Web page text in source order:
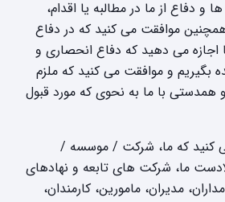
و دفاع از ما در مطالبه یا اقدام،
موافقت می کنید که در دفاع
اجازه می دهید که دفاع انحصاری و
بگیریم و موافقت می کنید که ملزم
همدستی با ما به نحوی که مورد قبول
می کنید که ما، شرکت / موسسه /
ما، شرکت های تابعه و نهادهای
مدیران، مامورین، کارمندان،